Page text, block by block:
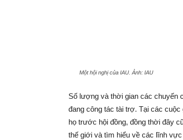
Một hội nghị của IAU. Ảnh: IAU
Số lượng và thời gian các chuyến
đang công tác tài trợ. Tại các
họ trước hội đồng, đồng thời đây
thế giới và tìm hiểu về các lĩnh